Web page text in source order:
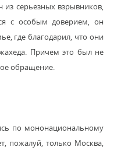
серьезных взрывников,
с особым доверием, он
где благодарил, что они
Причем это был не
обращение.
по мононациональному
пожалуй, только Москва,